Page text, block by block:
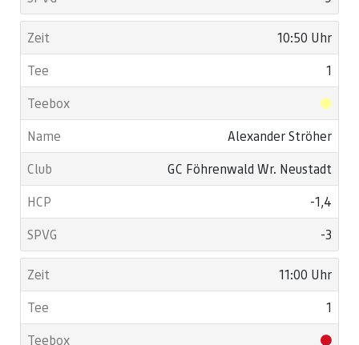
10:50 Uhr
1
Alexander Ströher
GC Föhrenwald Wr. Neustadt
-1,4
-3
11:00 Uhr
1